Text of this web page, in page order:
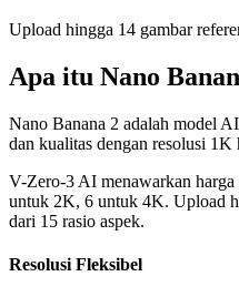
Upload hingga 14 gambar
Apa itu Nano
Nano Banana 2 adalah model
dan kualitas dengan resolusi
V-Zero-3 AI menawarkan
untuk 2K, 6 untuk 4K. Upload
dari 15 rasio aspek.
Resolusi Fleksibel